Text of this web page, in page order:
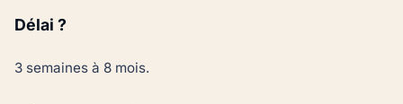
Délai ?
3 semaines à 8 mois.